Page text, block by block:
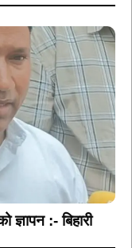
:- बिहारी